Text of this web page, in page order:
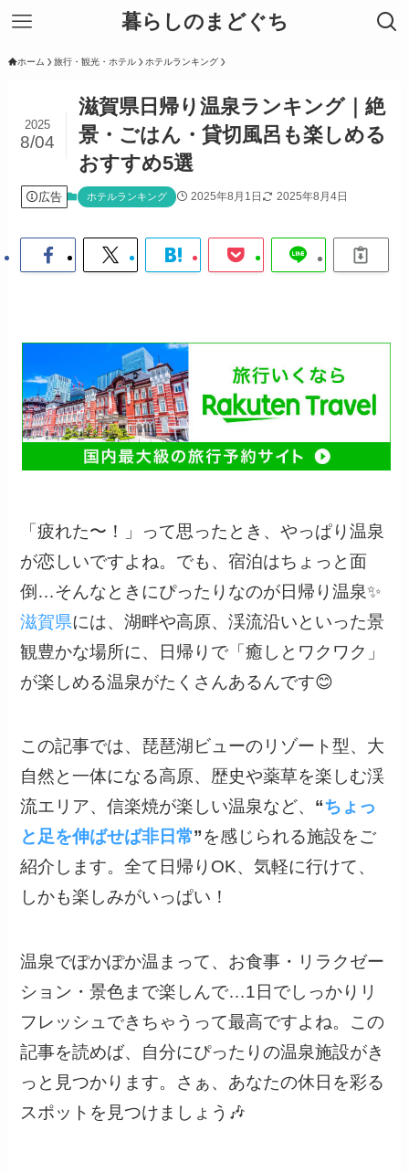
暮らしのまどぐち
ホーム 旅行・観光・ホテル ホテルランキング
滋賀県日帰り温泉ランキング｜絶
景・ごはん・貸切風呂も楽しめる
おすすめ5選
2025
8/04
広告 ホテルランキング 2025年8月1日 2025年8月4日
「疲れた〜！」って思ったとき、やっぱり温泉
が恋しいですよね。でも、宿泊はちょっと面
倒…そんなときにぴったりなのが日帰り温泉✨
滋賀県には、湖畔や高原、渓流沿いといった景
観豊かな場所に、日帰りで「癒しとワクワク」
が楽しめる温泉がたくさんあるんです😊
この記事では、琵琶湖ビューのリゾート型、大
自然と一体になる高原、歴史や薬草を楽しむ渓
流エリア、信楽焼が楽しい温泉など、 “ちょっ
と足を伸ばせば非日常”を感じられる施設をご
紹介します。全て日帰りOK、気軽に行けて、
しかも楽しみがいっぱい！
温泉でぽかぽか温まって、お食事・リラクゼー
ション・景色まで楽しんで…1日でしっかりリ
フレッシュできちゃうって最高ですよね。この
記事を読めば、自分にぴったりの温泉施設がき
っと見つかります。さぁ、あなたの休日を彩る
スポットを見つけましょう🎶